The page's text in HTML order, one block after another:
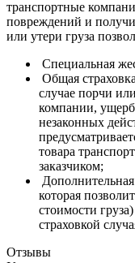
транспортные
повреждений и
или утери груза
Специальная
Общая
случае порчи
компании,
незаконных
товара
заказчиком;
которая
стоимости
страховкой
Отзывы